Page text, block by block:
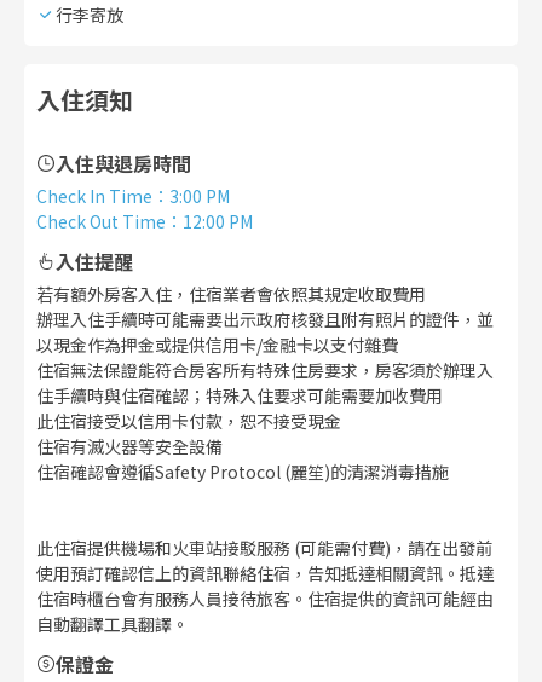
行李寄放
入住須知
入住與退房時間
Check In Time ： 3:00 PM
Check Out Time ： 12:00 PM
入住提醒
若有額外房客入住，住宿業者會依照其規定收取費用
辦理入住手續時可能需要出示政府核發且附有照片的證件，並
以現金作為押金或提供信用卡/金融卡以支付雜費
住宿無法保證能符合房客所有特殊住房要求，房客須於辦理入
住手續時與住宿確認；特殊入住要求可能需要加收費用
此住宿接受以信用卡付款，恕不接受現金
住宿有滅火器等安全設備
住宿確認會遵循Safety Protocol (麗笙)的清潔消毒措施
此住宿提供機場和火車站接駁服務 (可能需付費)，請在出發前
使用預訂確認信上的資訊聯絡住宿，告知抵達相關資訊。抵達
住宿時櫃台會有服務人員接待旅客。住宿提供的資訊可能經由
自動翻譯工具翻譯。
保證金